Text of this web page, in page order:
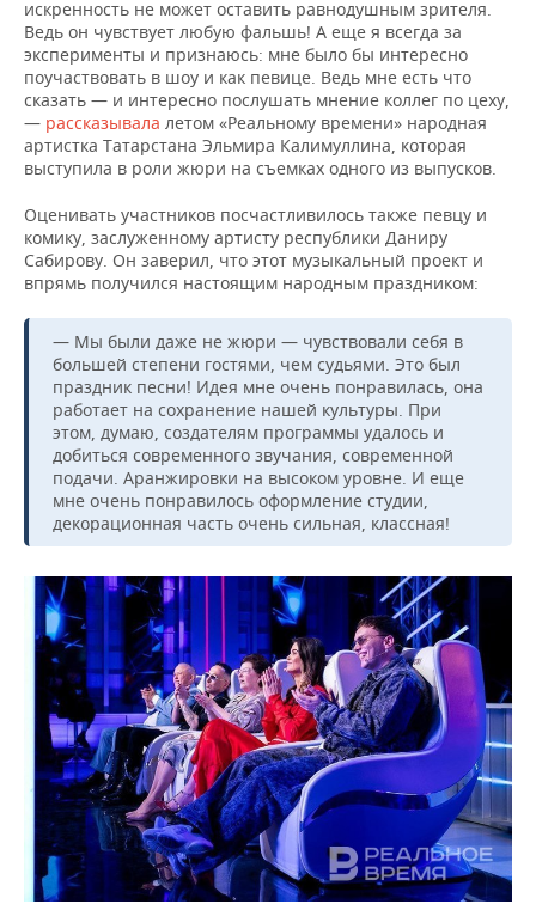
искренность не может оставить равнодушным зрителя.
Ведь он чувствует любую фальшь! А еще я всегда за
эксперименты и признаюсь: мне было бы интересно
поучаствовать в шоу и как певице. Ведь мне есть что
сказать — и интересно послушать мнение коллег по цеху,
— рассказывала летом «Реальному времени» народная
артистка Татарстана Эльмира Калимуллина, которая
выступила в роли жюри на съемках одного из выпусков.
Оценивать участников посчастливилось также певцу и
комику, заслуженному артисту республики Даниру
Сабирову. Он заверил, что этот музыкальный проект и
впрямь получился настоящим народным праздником:
— Мы были даже не жюри — чувствовали себя в
большей степени гостями, чем судьями. Это был
праздник песни! Идея мне очень понравилась, она
работает на сохранение нашей культуры. При
этом, думаю, создателям программы удалось и
добиться современного звучания, современной
подачи. Аранжировки на высоком уровне. И еще
мне очень понравилось оформление студии,
декорационная часть очень сильная, классная!